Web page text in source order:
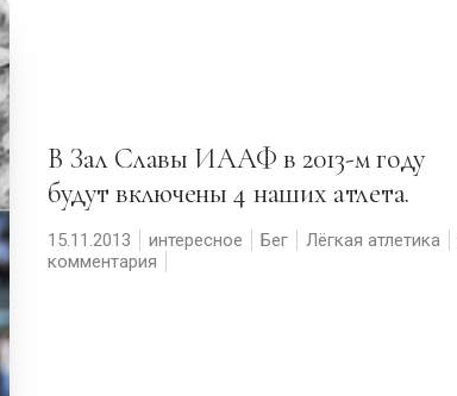
В Зал Славы ИААФ в 2013-м году
будут включены 4 наших атлета.
15.11.2013 интересное Бег Лёгкая атлетика
комментария